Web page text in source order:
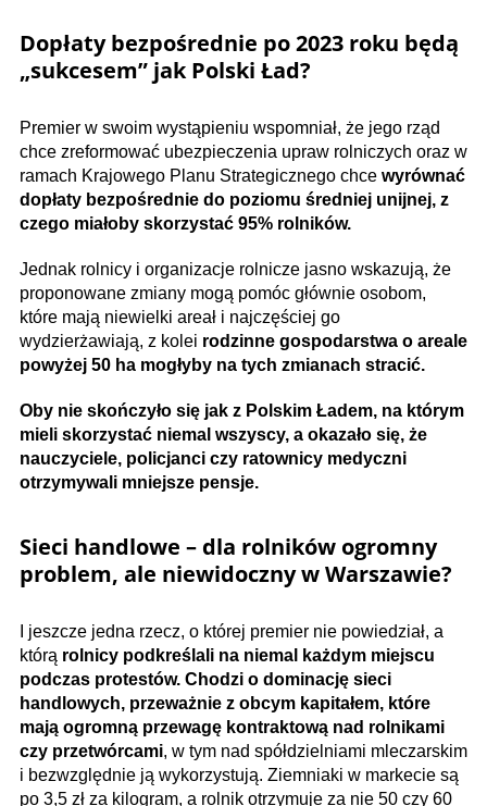
Dopłaty bezpośrednie po 2023 roku będą
„sukcesem” jak Polski Ład?
Premier w swoim wystąpieniu wspomniał, że jego rząd
chce zreformować ubezpieczenia upraw rolniczych oraz w
ramach Krajowego Planu Strategicznego chce wyrównać
dopłaty bezpośrednie do poziomu średniej unijnej, z
czego miałoby skorzystać 95% rolników.
Jednak rolnicy i organizacje rolnicze jasno wskazują, że
proponowane zmiany mogą pomóc głównie osobom,
które mają niewielki areał i najczęściej go
wydzierżawiają, z kolei rodzinne gospodarstwa o areale
powyżej 50 ha mogłyby na tych zmianach stracić.
Oby nie skończyło się jak z Polskim Ładem, na którym
mieli skorzystać niemal wszyscy, a okazało się, że
nauczyciele, policjanci czy ratownicy medyczni
otrzymywali mniejsze pensje.
Sieci handlowe – dla rolników ogromny
problem, ale niewidoczny w Warszawie?
I jeszcze jedna rzecz, o której premier nie powiedział, a
którą rolnicy podkreślali na niemal każdym miejscu
podczas protestów. Chodzi o dominację sieci
handlowych, przeważnie z obcym kapitałem, które
mają ogromną przewagę kontraktową nad rolnikami
czy przetwórcami, w tym nad spółdzielniami mleczarskim
i bezwzględnie ją wykorzystują. Ziemniaki w markecie są
po 3,5 zł za kilogram, a rolnik otrzymuje za nie 50 czy 60